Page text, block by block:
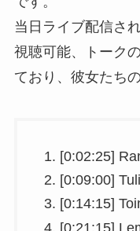
当日ライブ配信さ
視聴可能、トーク
ており、彼女たち
[0:02:25]
[0:09:00]
[0:14:15]
[0:21:15]